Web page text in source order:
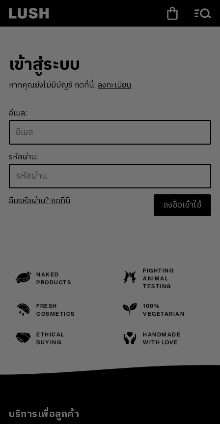
เข้าสู่ระบบ
หากคุณยังไม่มีบัญชี กดที่นี่:ลงทะเบียน
อีเมล:
รหัสผ่าน:
ลืมรหัสผ่าน? กดที่นี่ ลงชื่อเข้าใช้
NAKED
PRODUCTS
FIGHTING
ANIMAL
TESTING
FRESH
COSMETICS
100%
VEGETARIAN
ETHICAL
BUYING
HANDMADE
WITH LOVE
บริการเพื่อลูกค้า